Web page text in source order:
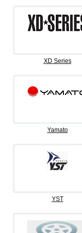
XD Series
Yamato
YST